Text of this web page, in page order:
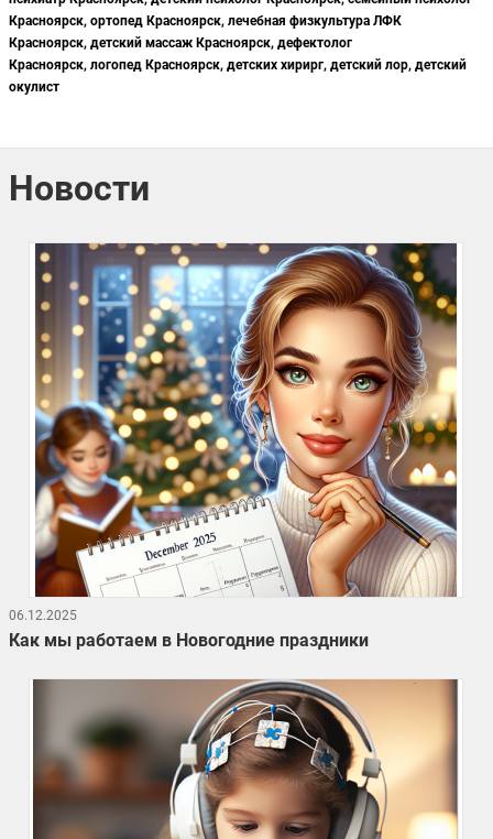
Красноярск, ортопед Красноярск, лечебная физкультура ЛФК
Красноярск, детский массаж Красноярск, дефектолог
Красноярск, логопед Красноярск, детских хирирг, детский лор, детский
окулист
Новости
06.12.2025
Как мы работаем в Новогодние праздники